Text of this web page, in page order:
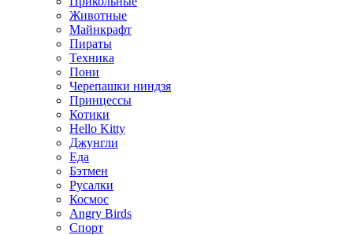
Животные
Майнкрафт
Пираты
Техника
Пони
Черепашки ниндзя
Принцессы
Котики
Hello Kitty
Джунгли
Еда
Бэтмен
Русалки
Космос
Angry Birds
Спорт